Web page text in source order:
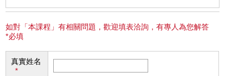
如對「本課程」有相關問題，歡迎填表洽詢，有專人為您解答
*必填
真實姓名
*